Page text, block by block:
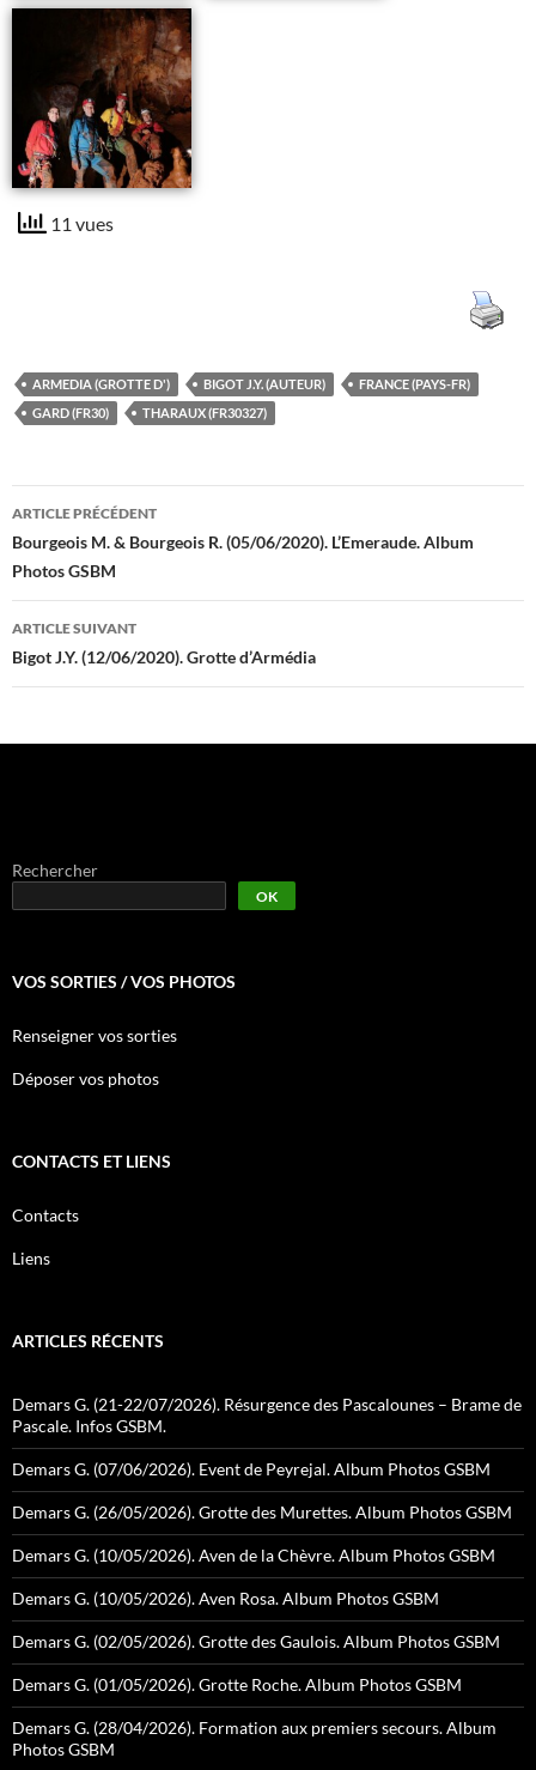
11 vues
ARMEDIA (GROTTE D') BIGOT J.Y. (AUTEUR)
FRANCE (PAYS-FR)
GARD (FR30)
THARAUX (FR30327)
Navigation
des
articles
ARTICLE PRÉCÉDENT
Bourgeois M. & Bourgeois R. (05/06/2020). L’Emeraude. Album
Photos GSBM
ARTICLE SUIVANT
Bigot J.Y. (12/06/2020). Grotte d’Armédia
Rechercher
OK
VOS SORTIES / VOS PHOTOS
Renseigner vos sorties
Déposer vos photos
CONTACTS ET LIENS
Contacts
Liens
ARTICLES RÉCENTS
Demars G. (21-22/07/2026). Résurgence des Pascalounes – Brame de
Pascale. Infos GSBM.
Demars G. (07/06/2026). Event de Peyrejal. Album Photos GSBM
Demars G. (26/05/2026). Grotte des Murettes. Album Photos GSBM
Demars G. (10/05/2026). Aven de la Chèvre. Album Photos GSBM
Demars G. (10/05/2026). Aven Rosa. Album Photos GSBM
Demars G. (02/05/2026). Grotte des Gaulois. Album Photos GSBM
Demars G. (01/05/2026). Grotte Roche. Album Photos GSBM
Demars G. (28/04/2026). Formation aux premiers secours. Album
Photos GSBM